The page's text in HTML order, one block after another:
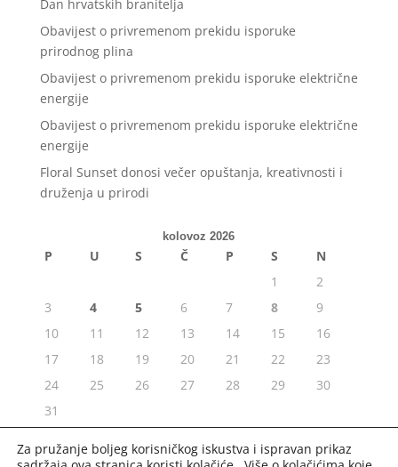
Dan hrvatskih branitelja
Obavijest o privremenom prekidu isporuke
prirodnog plina
Obavijest o privremenom prekidu isporuke električne
energije
Obavijest o privremenom prekidu isporuke električne
energije
Floral Sunset donosi večer opuštanja, kreativnosti i
druženja u prirodi
kolovoz 2026
P U S Č P S
N
1
2
3
4 5 6 7 8
9
10
11 12 13 14 15
16
17
18 19 20 21 22
23
24
25 26 27 28 29
30
31
« srp
Za pružanje boljeg korisničkog iskustva i ispravan prikaz